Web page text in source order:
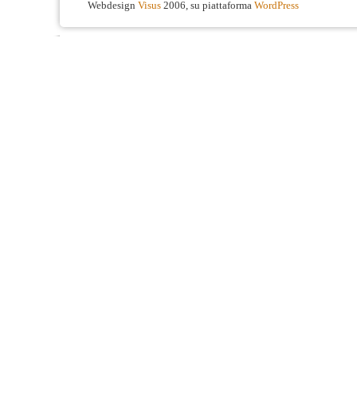
Webdesign Visus 2006, su piattaforma WordPress